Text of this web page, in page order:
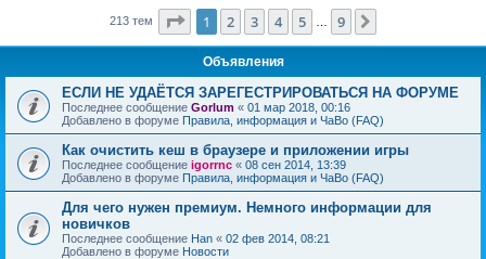
213 тем Страница из
1 2 3 4 5 9
Объявления
ЕСЛИ НЕ УДАЁТСЯ ЗАРЕГЕСТРИРОВАТЬСЯ НА ФОРУМЕ
Последнее сообщение Gorlum « 01 мар 2018, 00:16
Добавлено в форуме Правила, информация и ЧаВо (FAQ)
Как очистить кеш в браузере и приложении игры
Последнее сообщение igorrnc « 08 сен 2014, 13:39
Добавлено в форуме Правила, информация и ЧаВо (FAQ)
Для чего нужен премиум. Немного информации для
новичков
Последнее сообщение Han « 02 фев 2014, 08:21
Добавлено в форуме Новости